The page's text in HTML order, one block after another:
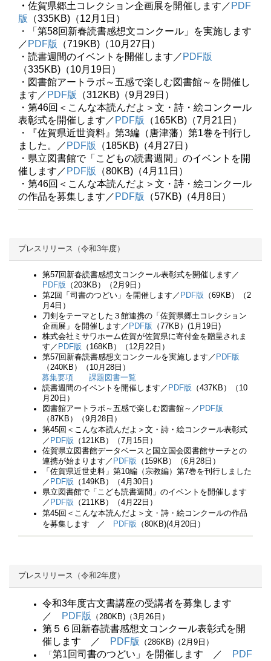
・ 佐賀県郷土コレクション企画展を開催します／ PDF
版
（335KB)（12月1日）
・「第58回新春読書感想文コンクール」を実施します
／ PDF版
（719KB)（10月27日）
・読書週間のイベントを開催します／ PDF版
（335KB)（10月19日）
・図書館アートラボ～五感で楽しむ図書館～を開催し
ます／ PDF版
（312KB)（9月29日）
・第46回＜こんな本読んだよ＞文・詩・絵コンクール
表彰式を開催します／ PDF版
（165KB)（7月21日）
・『佐賀県近世資料』第3編（唐津藩）第1巻を刊行し
ました。／ PDF版
（185KB)（4月27日）
・県立図書館で「こどもの読書週間」のイベントを開
催します／ PDF版
（80KB)（4月11日）
・第46回＜こんな本読んだよ＞文・詩・絵コンクール
の作品を募集します／ PDF版 （57KB)（4月8日）
プレスリリース（令和3年度）
第57回 新春読書感想文コンクール表彰式を開催します ／
PDF版 （203KB）（2月9日）
第2回「司書のつどい」を開催します／ PDF版 （69KB）（2
月4日）
刀剣をテーマとした３館連携の「佐賀県郷土コレクション
企画展」を開催します／ PDF版 （77KB）(1月19日)
株式会社ミサワホーム佐賀が佐賀県に寄付金を贈呈されま
す／ PDF版 （168KB）（12月22日）
第57回新春読書感想文コンクールを実施します／ PDF版
（240KB）（10月28日）
募集要項
課題図書一覧
読書週間のイベントを開催します／ PDF版 （437KB）（10
月20日）
図書館アートラボ～五感で楽しむ図書館～／ PDF版
（87KB）（9月28日）
第45回＜こんな本読んだよ＞文・詩・絵コンクール表彰式
／ PDF版 （121KB）（7月15日）
佐賀県立図書館データベースと国立国会図書館サーチとの
連携が始まります／ PDF版 （159KB）（6月28日）
「佐賀県近世史料」第10編（宗教編）第7巻を刊行しました
／ PDF版 （149KB）（4月30日）
県立図書館で「こども読書週間」のイベントを開催します
／ PDF版 （211KB）（4月22日）
第45回＜こんな本読んだよ＞文・詩・絵コンクールの作品
を募集します ／
PDF版 （80KB)(4月20日）
プレスリリース（令和2年度）
令和3年度古文書講座の受講者を募集します
／
PDF版 （280KB)（3月26日）
第５６回新春読書感想文コンクール表彰式を開
催します ／
PDF版
（286KB)（2月9日）
「 第1回司書のつどい」を開催します ／
PDF